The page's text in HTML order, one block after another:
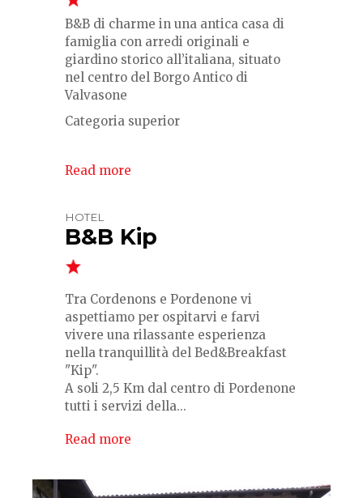
B&B di charme in una antica casa di
famiglia con arredi originali e
giardino storico all’italiana, situato
nel centro del Borgo Antico di
Valvasone
Categoria superior
Read more
HOTEL
B&B Kip
Tra Cordenons e Pordenone vi
aspettiamo per ospitarvi e farvi
vivere una rilassante esperienza
nella tranquillità del Bed&Breakfast
"Kip".
A soli 2,5 Km dal centro di Pordenone
tutti i servizi della...
Read more